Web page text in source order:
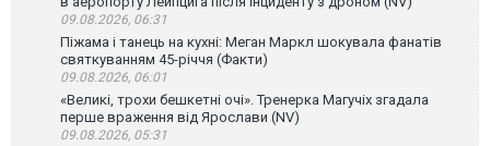
09.08.2026, 06:31
Піжама і танець на кухні: Меган Маркл шокувала фанатів
святкуванням 45-річчя (Факти)
09.08.2026, 06:01
«Великі, трохи бешкетні очі». Тренерка Магучіх згадала
перше враження від Ярослави (NV)
09.08.2026, 05:31